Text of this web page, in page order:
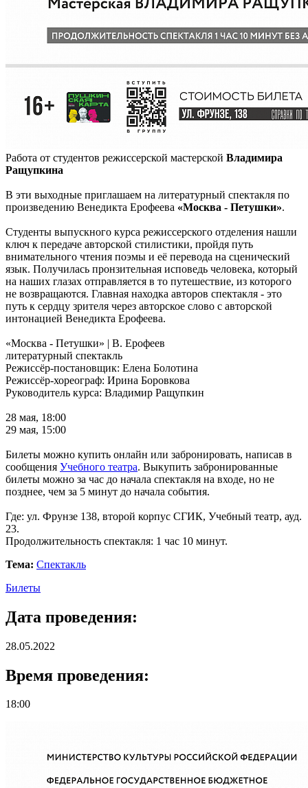
Работа от студентов режиссерской мастерской Владимира
Ращупкина
В эти выходные приглашаем на литературный спектакля по
произведению Венедикта Ерофеева «Москва - Петушки».
Студенты выпускного курса режиссерского отделения нашли
ключ к передаче авторской стилистики, пройдя путь
внимательного чтения поэмы и её перевода на сценический
язык. Получилась пронзительная исповедь человека, который
на наших глазах отправляется в то путешествие, из которого
не возвращаются. Главная находка авторов спектакля - это
путь к сердцу зрителя через авторское слово с авторской
интонацией Венедикта Ерофеева.
«Москва - Петушки» | В. Ерофеев
литературный спектакль
Режиссёр-постановщик: Елена Болотина
Режиссёр-хореограф: Ирина Боровкова
Руководитель курса: Владимир Ращупкин
28 мая, 18:00
29 мая, 15:00
Билеты можно купить онлайн или забронировать, написав в
сообщения Учебного театра. Выкупить забронированные
билеты можно за час до начала спектакля на входе, но не
позднее, чем за 5 минут до начала события.
Где: ул. Фрунзе 138, второй корпус СГИК, Учебный театр, ауд.
23.
Продолжительность спектакля: 1 час 10 минут.
Тема: Спектакль
Билеты
Дата проведения:
28.05.2022
Время проведения:
18:00